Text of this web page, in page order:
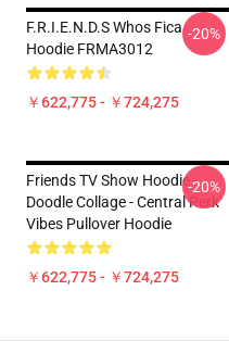
F.R.I.E.N.D.S Whos Fica
Hoodie FRMA3012
￥622,775 - ￥724,275
-20%
Friends TV Show Hoodie -
Doodle Collage - Central Perk
Vibes Pullover Hoodie
￥622,775 - ￥724,275
-20%